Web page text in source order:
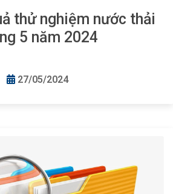
thử nghiệm nước thải
5 năm 2024
27/05/2024